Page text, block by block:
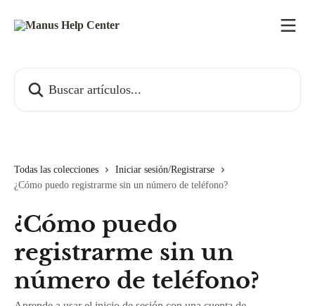
Todas las colecciones
Iniciar sesión/Registrarse
¿Cómo puedo registrarme sin un número de teléfono?
¿Cómo puedo
registrarme sin un
número de teléfono?